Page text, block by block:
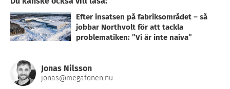
Efter insatsen på fabriksområdet – så
jobbar Northvolt för att tackla
problematiken: ”Vi är inte naiva”
Jonas Nilsson
jonas@megafonen.nu